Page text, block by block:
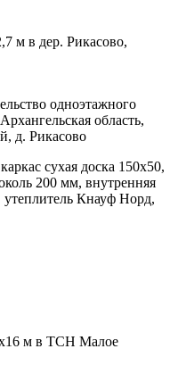
м в дер. Рикасово,
одноэтажного
область,
д. Рикасово
сухая доска 150х50,
200 мм, внутренняя
утеплитель Кнауф Норд,
м в ТСН Малое